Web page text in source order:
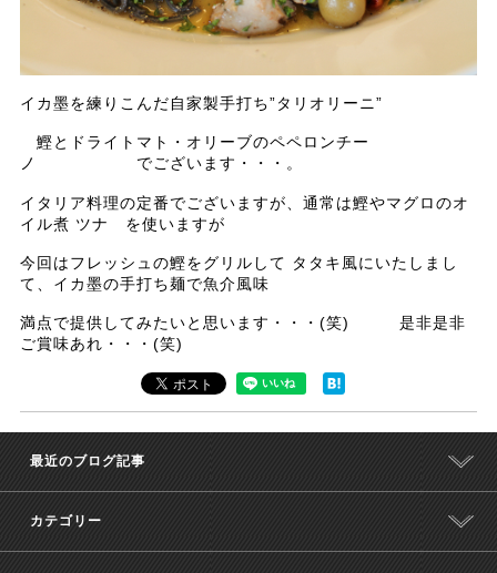
イカ墨を練りこんだ自家製手打ち”タリオリーニ”
鰹とドライトマト・オリーブのペペロンチー
ノ でございます・・・。
イタリア料理の定番でございますが、通常は鰹やマグロのオ
イル煮 ツナ を使いますが
今回はフレッシュの鰹をグリルして タタキ風にいたしまし
て、イカ墨の手打ち麺で魚介風味
満点で提供してみたいと思います・・・(笑) 是非是非
ご賞味あれ・・・(笑)
最近のブログ記事
カテゴリー